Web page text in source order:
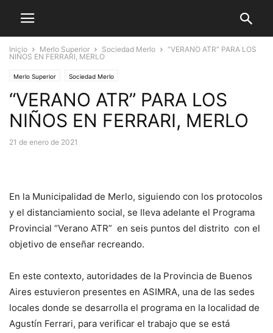
Inicio Merlo Superior Sociedad Merlo
“VERANO ATR” PARA LOS
NIÑOS EN FERRARI, MERLO
Merlo Superior Sociedad Merlo
“VERANO ATR” PARA LOS
NIÑOS EN FERRARI, MERLO
21 de enero de 2021
En la Municipalidad de Merlo, siguiendo con los protocolos
y el distanciamiento social, se lleva adelante el Programa
Provincial “Verano ATR” en seis puntos del distrito con el
objetivo de enseñar recreando.
En este contexto, autoridades de la Provincia de Buenos
Aires estuvieron presentes en ASIMRA, una de las sedes
locales donde se desarrolla el programa en la localidad de
Agustín Ferrari, para verificar el trabajo que se está